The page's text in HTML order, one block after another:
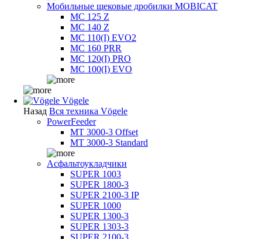
Мобильные щековые дробилки MOBICAT
MC 125 Z
MC 140 Z
MC 110(I) EVO2
MC 160 PRR
MC 120(I) PRO
MC 100(I) EVO
Vögele
Назад Вся техника Vögele
PowerFeeder
MT 3000-3 Offset
MT 3000-3 Standard
Асфальтоукладчики
SUPER 1003
SUPER 1800-3
SUPER 2100-3 IP
SUPER 1000
SUPER 1300-3
SUPER 1303-3
SUPER 2100-3